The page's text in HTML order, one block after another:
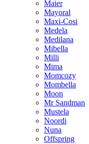
Maier
Mayoral
Maxi-Cosi
Medela
Medilana
Mibella
Milli
Mima
Momcozy
Mombella
Moon
Mr Sandman
Mustela
Noordi
Nuna
Offspring